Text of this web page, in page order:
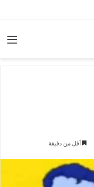
أقل من دقيقة